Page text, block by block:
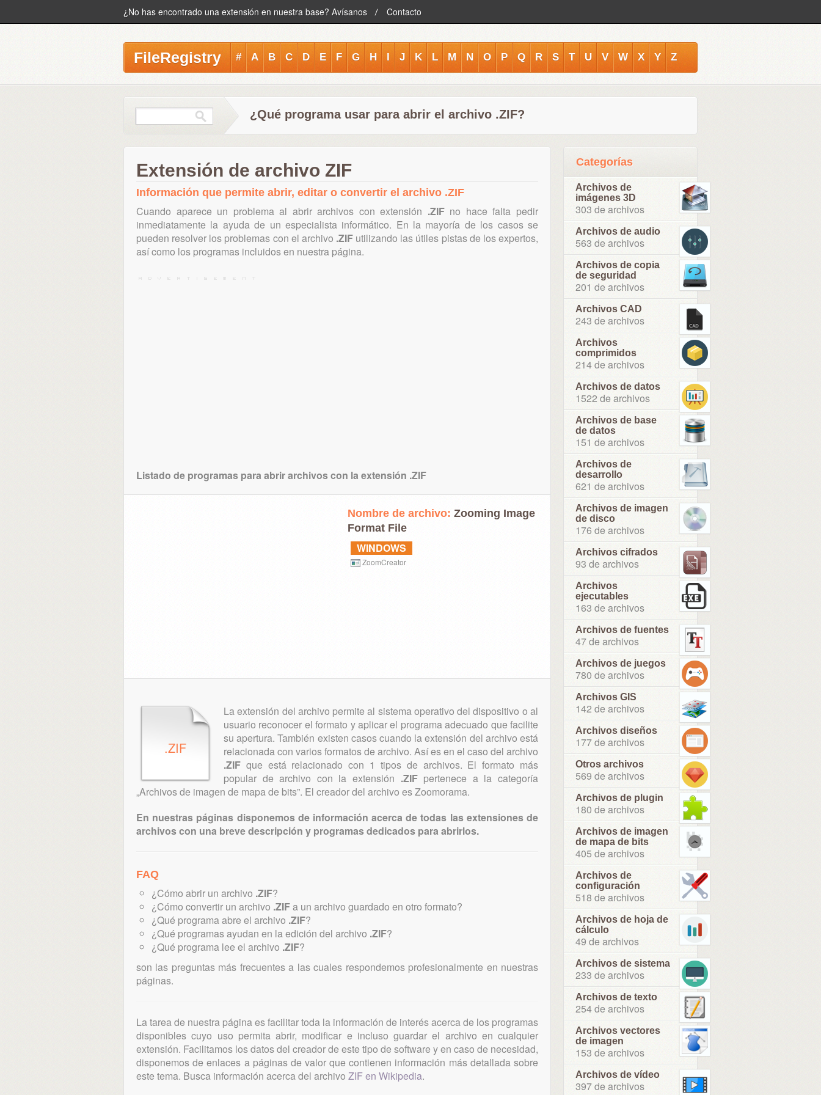
¿No has encontrado una extensión en nuestra base? Avísanos Contacto
FileRegistry # A B C D E F G H I J K L M N O P Q R S T U V W X Y Z
¿Qué programa usar para abrir el archivo .ZIF?
Extensión de archivo ZIF
Información que permite abrir, editar o convertir el archivo .ZIF
Cuando aparece un problema al abrir archivos con extensión .ZIFno hace falta pedir
inmediatamente la ayuda de un especialista informático. En la mayoría de los casos se
pueden resolver los problemas con el archivo .ZIF utilizando las útiles pistas de los expertos,
así como los programas incluidos en nuestra página.
Listado de programas para abrir archivos con la extensión .ZIF
Nombre de archivo: Zooming Image
Format File
WINDOWS
ZoomCreator
.ZIF
La extensión del archivo permite al sistema operativo del dispositivo o al
usuario reconocer el formato y aplicar el programa adecuado que facilite
su apertura. También existen casos cuando la extensión del archivo está
relacionada con varios formatos de archivo. Así es en el caso del archivo
.ZIF que está relacionado con 1 tipos de archivos. El formato más
popular de archivo con la extensión .ZIFpertenece a la categoría
„Archivos de imagen de mapa de bits”. El creador del archivo es Zoomorama.
En nuestras páginas disponemos de información acerca de todas las extensiones de
archivos con una breve descripción y programas dedicados para abrirlos.
FAQ
¿Cómo abrir un archivo .ZIF?
¿Cómo convertir un archivo .ZIFa un archivo guardado en otro formato?
¿Qué programa abre el archivo .ZIF?
¿Qué programas ayudan en la edición del archivo .ZIF?
¿Qué programa lee el archivo .ZIF?
son las preguntas más frecuentes a las cuales respondemos profesionalmente en nuestras
páginas.
La tarea de nuestra página es facilitar toda la información de interés acerca de los programas
disponibles cuyo uso permita abrir, modificar e incluso guardar el archivo en cualquier
extensión. Facilitamos los datos del creador de este tipo de software y en caso de necesidad,
disponemos de enlaces a páginas de valor que contienen información más detallada sobre
este tema. Busca información acerca del archivo ZIF en Wikipedia.
Categorías
Archivos de
imágenes 3D
303 de archivos
Archivos de audio
563 de archivos
Archivos de copia
de seguridad
201 de archivos
Archivos CAD
243 de archivos
Archivos
comprimidos
214 de archivos
Archivos de datos
1522 de archivos
Archivos de base
de datos
151 de archivos
Archivos de
desarrollo
621 de archivos
Archivos de imagen
de disco
176 de archivos
Archivos cifrados
93 de archivos
Archivos
ejecutables
163 de archivos
Archivos de fuentes
47 de archivos
Archivos de juegos
780 de archivos
Archivos GIS
142 de archivos
Archivos diseños
177 de archivos
Otros archivos
569 de archivos
Archivos de plugin
180 de archivos
Archivos de imagen
de mapa de bits
405 de archivos
Archivos de
configuración
518 de archivos
Archivos de hoja de
cálculo
49 de archivos
Archivos de sistema
233 de archivos
Archivos de texto
254 de archivos
Archivos vectores
de imagen
153 de archivos
Archivos de vídeo
397 de archivos